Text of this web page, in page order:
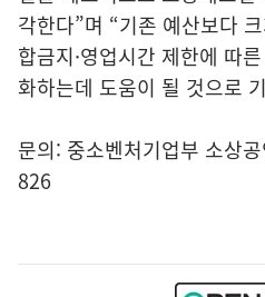
각한다”며 “기존 예산보다
합금지·영업시간 제한에 따
화하는데 도움이 될 것으로
문의: 중소벤처기업부 소상
826